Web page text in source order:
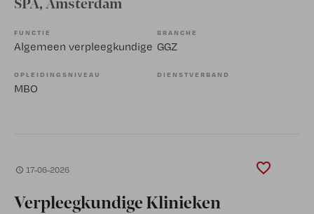
SPA, Amsterdam
FUNCTIE
Algemeen verpleegkundige
BRANCHE
GGZ
OPLEIDINGSNIVEAU
MBO
DIENSTVERBAND
17-06-2026
Verpleegkundige Klinieken